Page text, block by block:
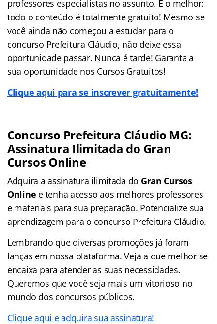
professores especialistas no assunto. E o melhor:
todo o conteúdo é totalmente gratuito! Mesmo se
você ainda não começou a estudar para o
concurso Prefeitura Cláudio, não deixe essa
oportunidade passar. Nunca é tarde! Garanta a
sua oportunidade nos Cursos Gratuitos!
Clique aqui para se inscrever gratuitamente!
Concurso Prefeitura Cláudio MG:
Assinatura Ilimitada do Gran
Cursos Online
Adquira a assinatura ilimitada do Gran Cursos
Online e tenha acesso aos melhores professores
e materiais para sua preparação. Potencialize sua
aprendizagem para o concurso Prefeitura Cláudio.
Lembrando que diversas promoções já foram
lanças em nossa plataforma. Veja a que melhor se
encaixa para atender as suas necessidades.
Queremos que você seja mais um vitorioso no
mundo dos concursos públicos.
Clique aqui e adquira sua assinatura!